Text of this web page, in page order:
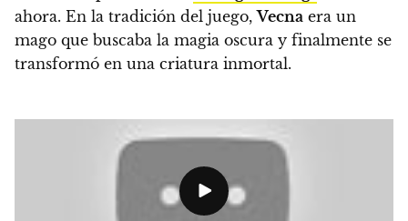
ahora. En la tradición del juego,Vecna ​​era un
mago que buscaba la magia oscura y finalmente se
transformó en una criatura inmortal.